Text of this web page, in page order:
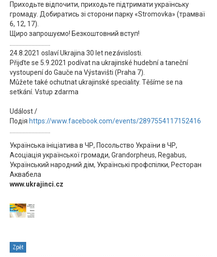
Приходьте відпочити, приходьте підтримати українську
громаду. Добиратись зі сторони парку «Stromovka» (трамваї
6, 12, 17).
Щиро запрошуємо! Безкоштовний вступ!
............................
24.8.2021 oslaví Ukrajina 30 let nezávislosti.
Přijďte se 5.9.2021 podívat na ukrajinské hudební a taneční
vystoupení do Gauče na Výstavišti (Praha 7).
Můžete také ochutnat ukrajinské speciality. Těšíme se na
setkání. Vstup zdarma
Událost /
Подія https://www.facebook.com/events/2897554117152416
............................
Українська ініціатива в ЧР, Посольство України в ЧР,
Асоціація української громади, Grandorpheus, Regabus,
Український народний дім, Українські профспілки, Ресторан
Аквабела
www.ukrajinci.cz
Zpět